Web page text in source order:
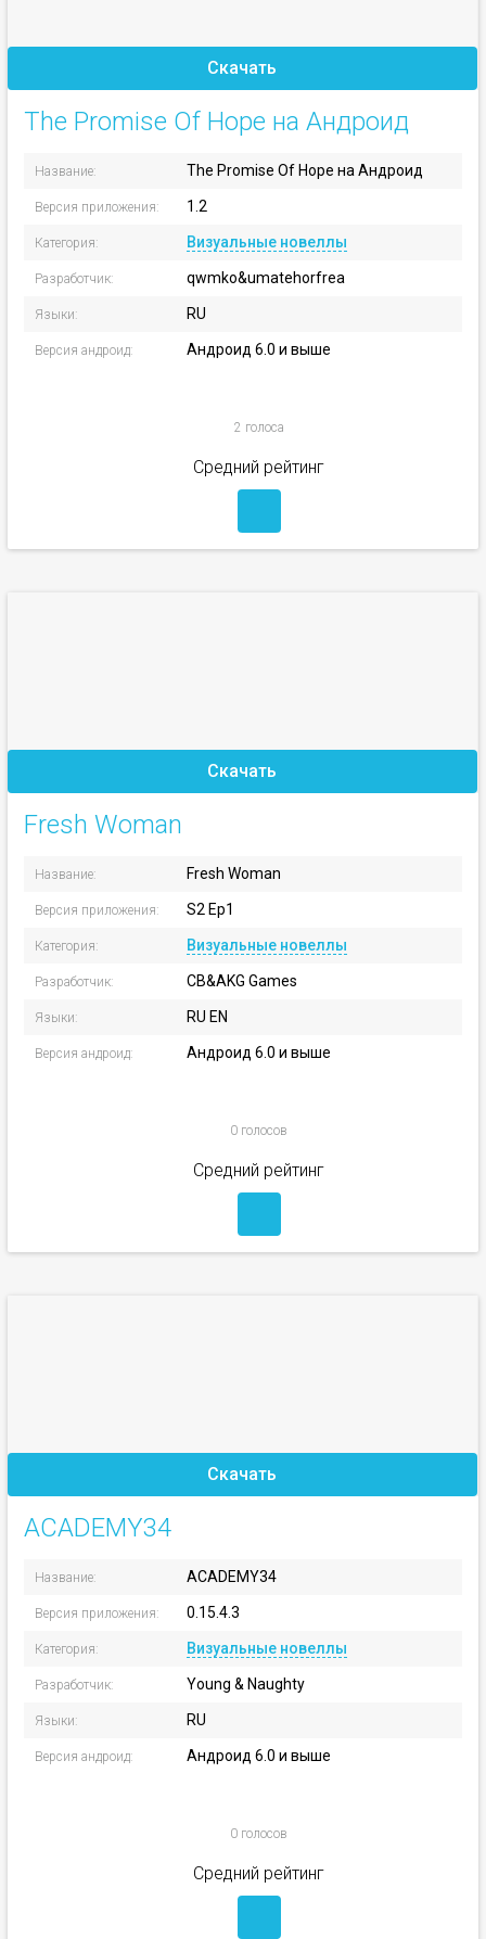
Скачать
The Promise Of Hope на Андроид
Название: The Promise Of Hope на Андроид
Версия приложения: 1.2
Категория: Визуальные новеллы
Разработчик: qwmko&umatehorfrea
Языки: RU
Версия андроид: Андроид 6.0 и выше
2 голоса
Средний рейтинг
Скачать
Fresh Woman
Название: Fresh Woman
Версия приложения: S2 Ep1
Категория: Визуальные новеллы
Разработчик: CB&AKG Games
Языки: RU EN
Версия андроид: Андроид 6.0 и выше
0 голосов
Средний рейтинг
Скачать
ACADEMY34
Название: ACADEMY34
Версия приложения: 0.15.4.3
Категория: Визуальные новеллы
Разработчик: Young & Naughty
Языки: RU
Версия андроид: Андроид 6.0 и выше
0 голосов
Средний рейтинг